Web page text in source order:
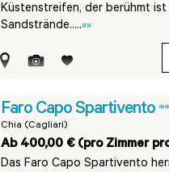
Küstenstreifen, der berühmt
Sandstrände.....»»
Faro Capo Spartivento
Chia (Cagliari)
Ab 400,00 € (pro Zimmer
Das Faro Capo Spartivento